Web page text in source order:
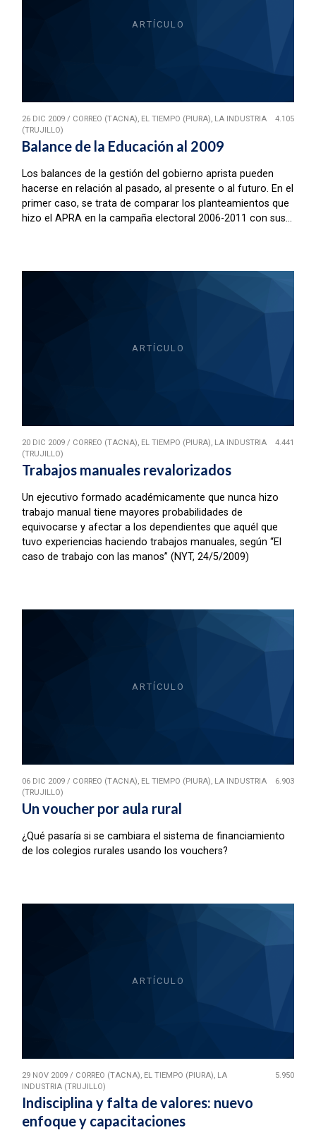
ARTÍCULO
26 DIC 2009/ CORREO (TACNA), EL TIEMPO (PIURA), LA INDUSTRIA
(TRUJILLO)
4.105
Balance de la Educación al 2009
Los balances de la gestión del gobierno aprista pueden
hacerse en relación al pasado, al presente o al futuro. En el
primer caso, se trata de comparar los planteamientos que
hizo el APRA en la campaña electoral 2006-2011 con sus...
ARTÍCULO
20 DIC 2009/ CORREO (TACNA), EL TIEMPO (PIURA), LA INDUSTRIA
(TRUJILLO)
4.441
Trabajos manuales revalorizados
Un ejecutivo formado académicamente que nunca hizo
trabajo manual tiene mayores probabilidades de
equivocarse y afectar a los dependientes que aquél que
tuvo experiencias haciendo trabajos manuales, según “El
caso de trabajo con las manos” (NYT, 24/5/2009)
ARTÍCULO
06 DIC 2009/ CORREO (TACNA), EL TIEMPO (PIURA), LA INDUSTRIA
(TRUJILLO)
6.903
Un voucher por aula rural
¿Qué pasaría si se cambiara el sistema de financiamiento
de los colegios rurales usando los vouchers?
ARTÍCULO
29 NOV 2009/ CORREO (TACNA), EL TIEMPO (PIURA), LA
INDUSTRIA (TRUJILLO)
5.950
Indisciplina y falta de valores: nuevo
enfoque y capacitaciones